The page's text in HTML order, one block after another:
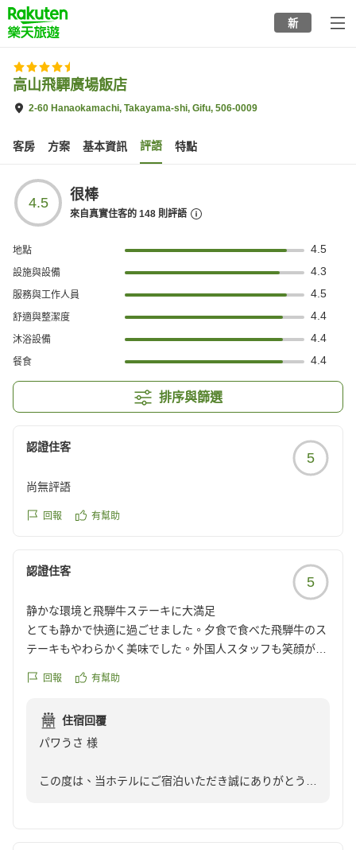
to
top
page
新
高山飛驒廣場飯店
2-60 Hanaokamachi, Takayama-shi, Gifu, 506-0009
客房 方案 基本資訊 評語 特點
4.5 很棒
來自真實住客的 148 則評語
地點 4.5
設施與設備 4.3
服務與工作人員 4.5
舒適與整潔度 4.4
沐浴設備 4.4
餐食 4.4
排序與篩選
認證住客
5
尚無評語
回報 有幫助
認證住客
5
静かな環境と飛騨牛ステーキに大満足
とても静かで快適に過ごせました。夕食で食べた飛騨牛のス
テーキもやわらかく美味でした。外国人スタッフも笑顔が素
もしも貸切風呂があったら利用したいです。また来る機会が
クチコミの詳細はこちらから
https://review.travel.rakuten.co.jp/hotel/voice/4931?
回報 有幫助
住宿回覆
パワうさ 様
この度は、当ホテルにご宿泊いただき誠にありがとうご